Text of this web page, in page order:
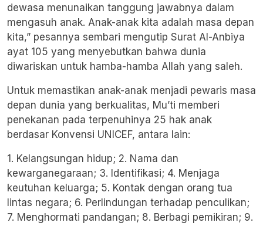
dewasa menunaikan tanggung jawabnya dalam
mengasuh anak. Anak-anak kita adalah masa depan
kita,” pesannya sembari mengutip Surat Al-Anbiya
ayat 105 yang menyebutkan bahwa dunia
diwariskan untuk hamba-hamba Allah yang saleh.
Untuk memastikan anak-anak menjadi pewaris masa
depan dunia yang berkualitas, Mu’ti memberi
penekanan pada terpenuhinya 25 hak anak
berdasar Konvensi UNICEF, antara lain:
1. Kelangsungan hidup; 2. Nama dan
kewarganegaraan; 3. Identifikasi; 4. Menjaga
keutuhan keluarga; 5. Kontak dengan orang tua
lintas negara; 6. Perlindungan terhadap penculikan;
7. Menghormati pandangan; 8. Berbagi pemikiran; 9.